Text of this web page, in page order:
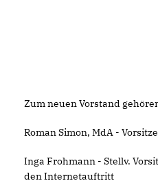
Zum neuen Vorstand
Roman Simon, MdA -
Inga Frohmann - Stellv.
den Internetauftritt